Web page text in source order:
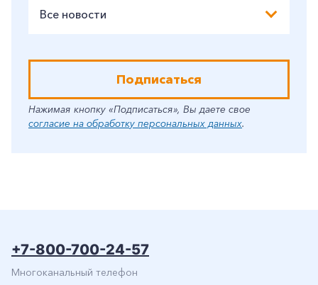
Все новости
Подписаться
Нажимая кнопку «Подписаться», Вы даете свое
согласие на обработку персональных данных.
+7-800-700-24-57
Многоканальный телефон